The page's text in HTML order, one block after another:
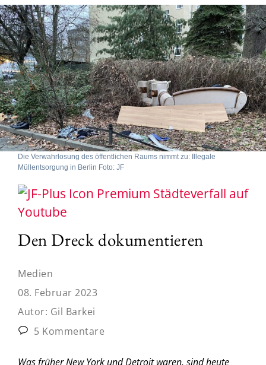
Die Verwahrlosung des öffentlichen Raums nimmt zu: Illegale
Müllentsorgung in Berlin Foto: JF
Städteverfall auf
Youtube
Den Dreck dokumentieren
Medien
08. Februar 2023
Autor: Gil Barkei
5 Kommentare
Was früher New York und Detroit waren, sind heute